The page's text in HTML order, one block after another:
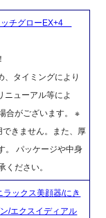
ッチグローEX+4
、タイミングにより
ニューアル等によ
合がございます。 ※
きません。また、厚
。 パッケージや中身
ください。
ックス美顔器/にき
/エクスイディアル